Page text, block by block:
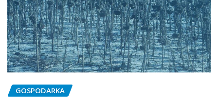
GOSPODARKA